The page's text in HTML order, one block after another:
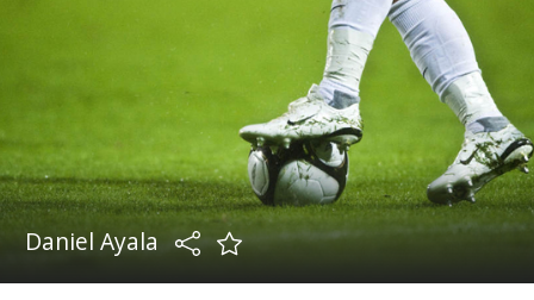
Daniel Ayala